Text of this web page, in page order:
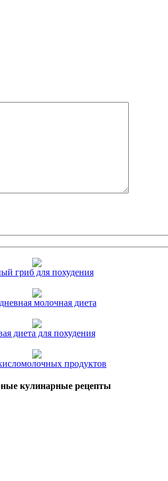
гриб для похудения
молочная диета
диета для похудения
продуктов
кулинарные рецепты